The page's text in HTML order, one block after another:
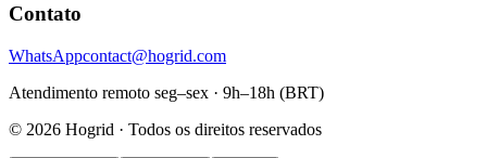
Contato
WhatsAppcontact@hogrid.com
Atendimento remoto seg–sex · 9h–18h (BRT)
© 2026 Hogrid · Todos os direitos reservados